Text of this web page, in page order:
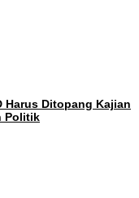
Harus Ditopang Kajian
Politik